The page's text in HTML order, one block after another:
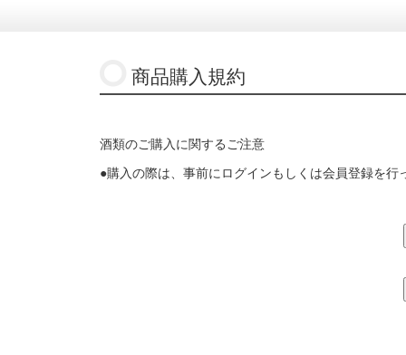
商品購入規約
酒類のご購入に関するご注意
●購入の際は、事前にログインもしくは会員登録を